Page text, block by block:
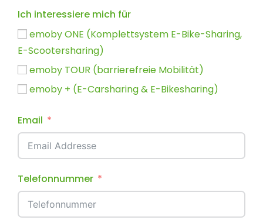
Ich interessiere mich für
emoby ONE (Komplettsystem E-Bike-Sharing,
E-Scootersharing)
emoby TOUR (barrierefreie Mobilität)
emoby + (E-Carsharing & E-Bikesharing)
Email
Telefonnummer